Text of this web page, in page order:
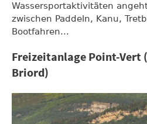
Wassersportaktivitäten
zwischen Paddeln, Kanu,
Bootfahren...
Freizeitanlage Point-Vert
Briord)